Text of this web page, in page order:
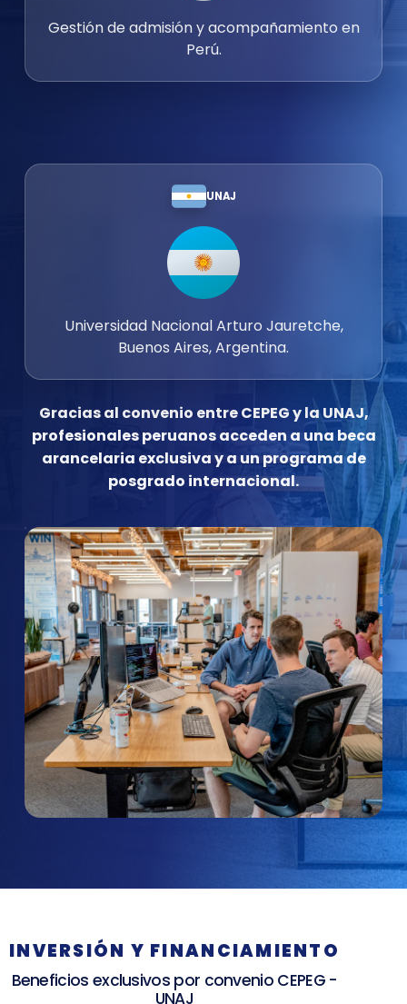
Gestión de admisión y acompañamiento en
Perú.
UNAJ
Universidad Nacional Arturo Jauretche,
Buenos Aires, Argentina.
Gracias al convenio entre CEPEG y la UNAJ,
profesionales peruanos acceden a una beca
arancelaria exclusiva y a un programa de
posgrado internacional.
INVERSIÓN Y FINANCIAMIENTO
Beneficios exclusivos por convenio CEPEG -
UNAJ